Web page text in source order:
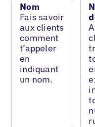
Nom
Fais savoir
aux clients
comment
t’appeler
en
indiquant
un nom.